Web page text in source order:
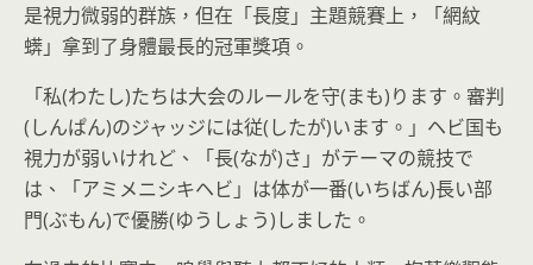
是視力微弱的群族，但在「長度」主題競賽上，「網紋
蠎」拿到了身體最長的冠軍獎項。
「私(わたし)たちは大会のルールを守(まも)ります。審判
(しんぱん)のジャッジには従(したが)います。」ヘビ国も
視力が弱いけれど、「長(なが)さ」がテーマの競技で
は、「アミメニシキヘビ」は体が一番(いちばん)長い部
門(ぶもん)で優勝(ゆうしょう)しました。